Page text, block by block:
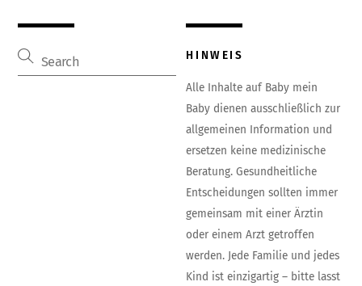
HINWEIS
Alle Inhalte auf Baby mein
Baby dienen ausschließlich zur
allgemeinen Information und
ersetzen keine medizinische
Beratung. Gesundheitliche
Entscheidungen sollten immer
gemeinsam mit einer Ärztin
oder einem Arzt getroffen
werden. Jede Familie und jedes
Kind ist einzigartig – bitte lasst